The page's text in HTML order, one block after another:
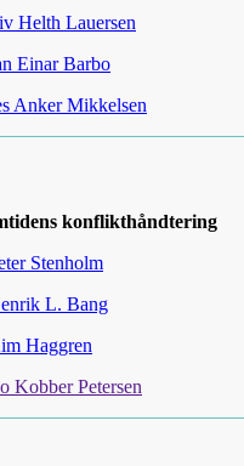
Helth Lauersen
Einar Barbo
Anker Mikkelsen
konflikthåndtering
Stenholm
L. Bang
Haggren
Kobber Petersen